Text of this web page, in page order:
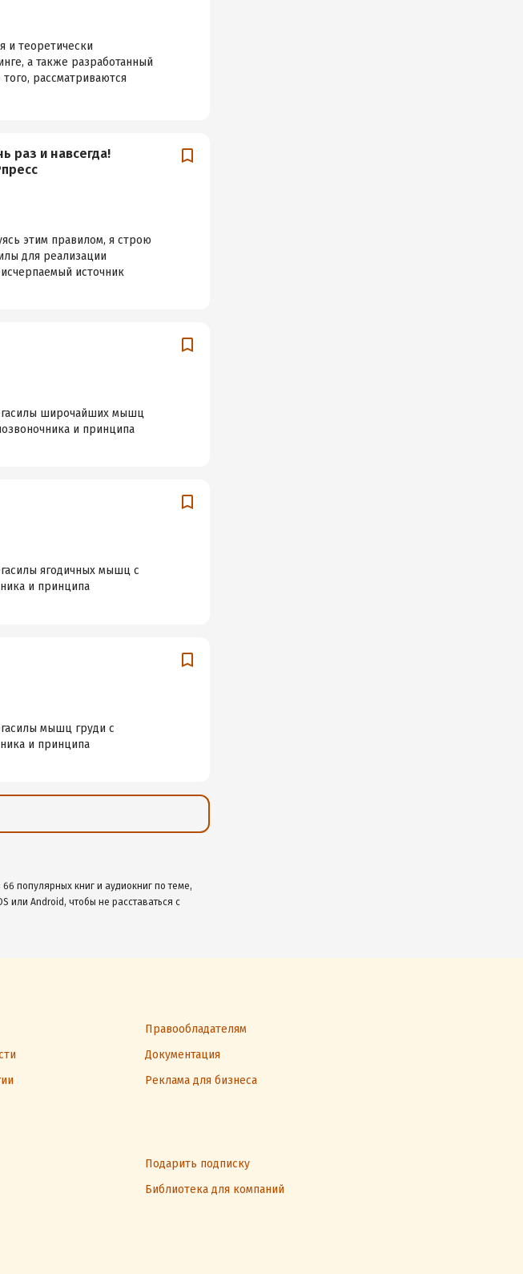
и теоретически
а также разработанный
рассматриваются
раз и навсегда!
этим правилом, я строю
для реализации
источник
широчайших мышц
и принципа
ягодичных мышц с
и принципа
мышц груди с
и принципа
популярных книг и аудиокниг по теме,
или Android, чтобы не расставаться с
Правообладателям
Документация
Реклама для бизнеса
Подарить подписку
Библиотека для компаний